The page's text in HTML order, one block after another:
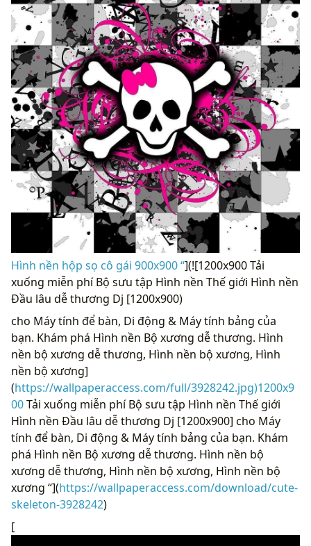
Hình nền hộp sọ cô gái 900x900 “](![1200x900 Tải
xuống miễn phí Bộ sưu tập Hình nền Thế giới Hình nền
Đầu lâu dễ thương Dj [1200x900)
cho Máy tính để bàn, Di động & Máy tính bảng của
bạn. Khám phá Hình nền Bộ xương dễ thương. Hình
nền bộ xương dễ thương, Hình nền bộ xương, Hình
nền bộ xương]
(https://wallpaperaccess.com/full/3928242.jpg)1200x9
00Tải xuống miễn phí Bộ sưu tập Hình nền Thế giới
Hình nền Đầu lâu dễ thương Dj [1200x900] cho Máy
tính để bàn, Di động & Máy tính bảng của bạn. Khám
phá Hình nền Bộ xương dễ thương. Hình nền bộ
xương dễ thương, Hình nền bộ xương, Hình nền bộ
xương “](https://wallpaperaccess.com/download/cute-
skeleton-3928242)
[